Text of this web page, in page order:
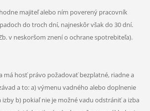
majiteľ alebo ním poverený pracovník
do troch dní, najneskôr však do 30 dní.
v neskoršom znení o ochrane spotrebiteľa).
má hosť právo požadovať bezplatné, riadne a
a to: a) výmenu vadného alebo doplnenie
b) pokiaľ nie je možné vadu odstrániť a izba